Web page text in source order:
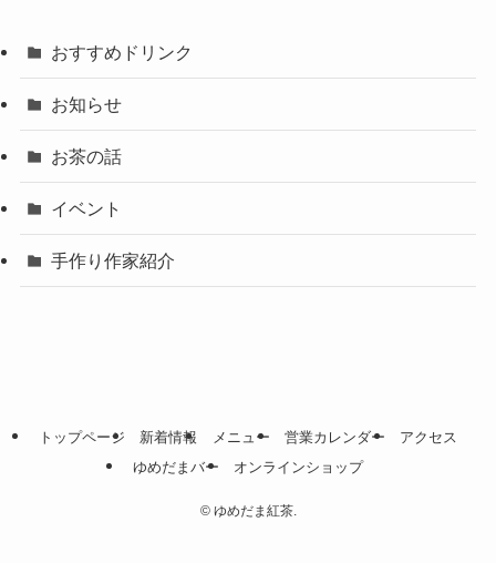
おすすめドリンク
お知らせ
お茶の話
イベント
手作り作家紹介
トップページ 新着情報 メニュー 営業カレンダー
アクセス
ゆめだまバー
オンラインショップ
©ゆめだま紅茶.